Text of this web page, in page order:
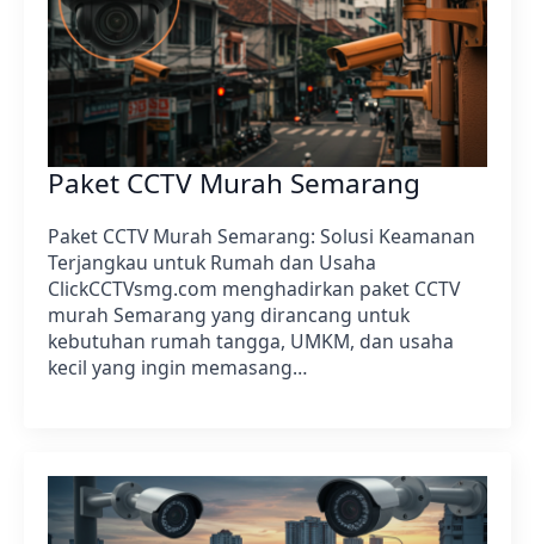
Paket CCTV Murah Semarang
Paket CCTV Murah Semarang: Solusi Keamanan
Terjangkau untuk Rumah dan Usaha
ClickCCTVsmg.com menghadirkan paket CCTV
murah Semarang yang dirancang untuk
kebutuhan rumah tangga, UMKM, dan usaha
kecil yang ingin memasang…